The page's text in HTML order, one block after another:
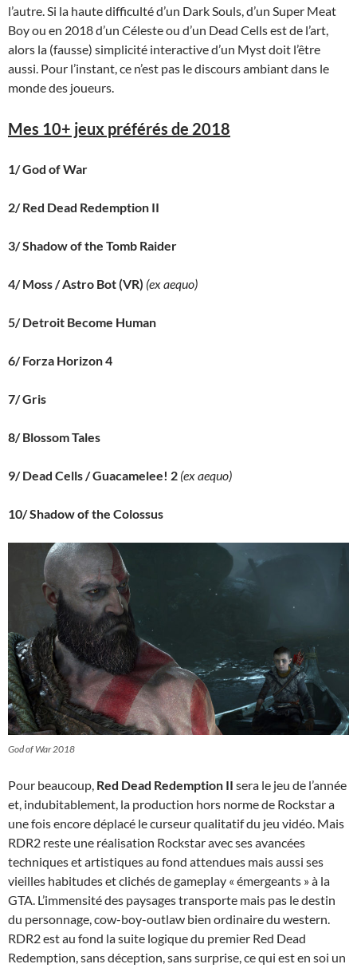
l’autre. Si la haute difficulté d’un Dark Souls, d’un Super Meat
Boy ou en 2018 d’un Céleste ou d’un Dead Cells est de l’art,
alors la (fausse) simplicité interactive d’un Myst doit l’être
aussi. Pour l’instant, ce n’est pas le discours ambiant dans le
monde des joueurs.
Mes 10+ jeux préférés de 2018
1/ God of War
2/ Red Dead Redemption II
3/ Shadow of the Tomb Raider
4/ Moss / Astro Bot (VR) (ex aequo)
5/ Detroit Become Human
6/ Forza Horizon 4
7/ Gris
8/ Blossom Tales
9/ Dead Cells / Guacamelee! 2 (ex aequo)
10/ Shadow of the Colossus
God of War 2018
Pour beaucoup, Red Dead Redemption II sera le jeu de l’année
et, indubitablement, la production hors norme de Rockstar a
une fois encore déplacé le curseur qualitatif du jeu vidéo. Mais
RDR2 reste une réalisation Rockstar avec ses avancées
techniques et artistiques au fond attendues mais aussi ses
vieilles habitudes et clichés de gameplay « émergeants » à la
GTA. L’immensité des paysages transporte mais pas le destin
du personnage, cow-boy-outlaw bien ordinaire du western.
RDR2 est au fond la suite logique du premier Red Dead
Redemption, sans déception, sans surprise, ce qui est en soi un